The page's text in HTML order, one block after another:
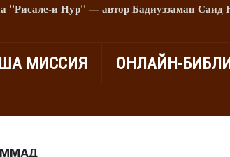
"Рисале-и Нур" — автор Бадиуззаман Саид
МИССИЯ ОНЛАЙН-